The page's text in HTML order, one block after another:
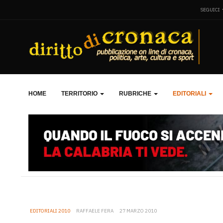
SEGUICI
HOME TERRITORIO RUBRICHE EDITORIALI
EDITORIALI 2010 RAFFAELE FERA 27 MARZO 2010